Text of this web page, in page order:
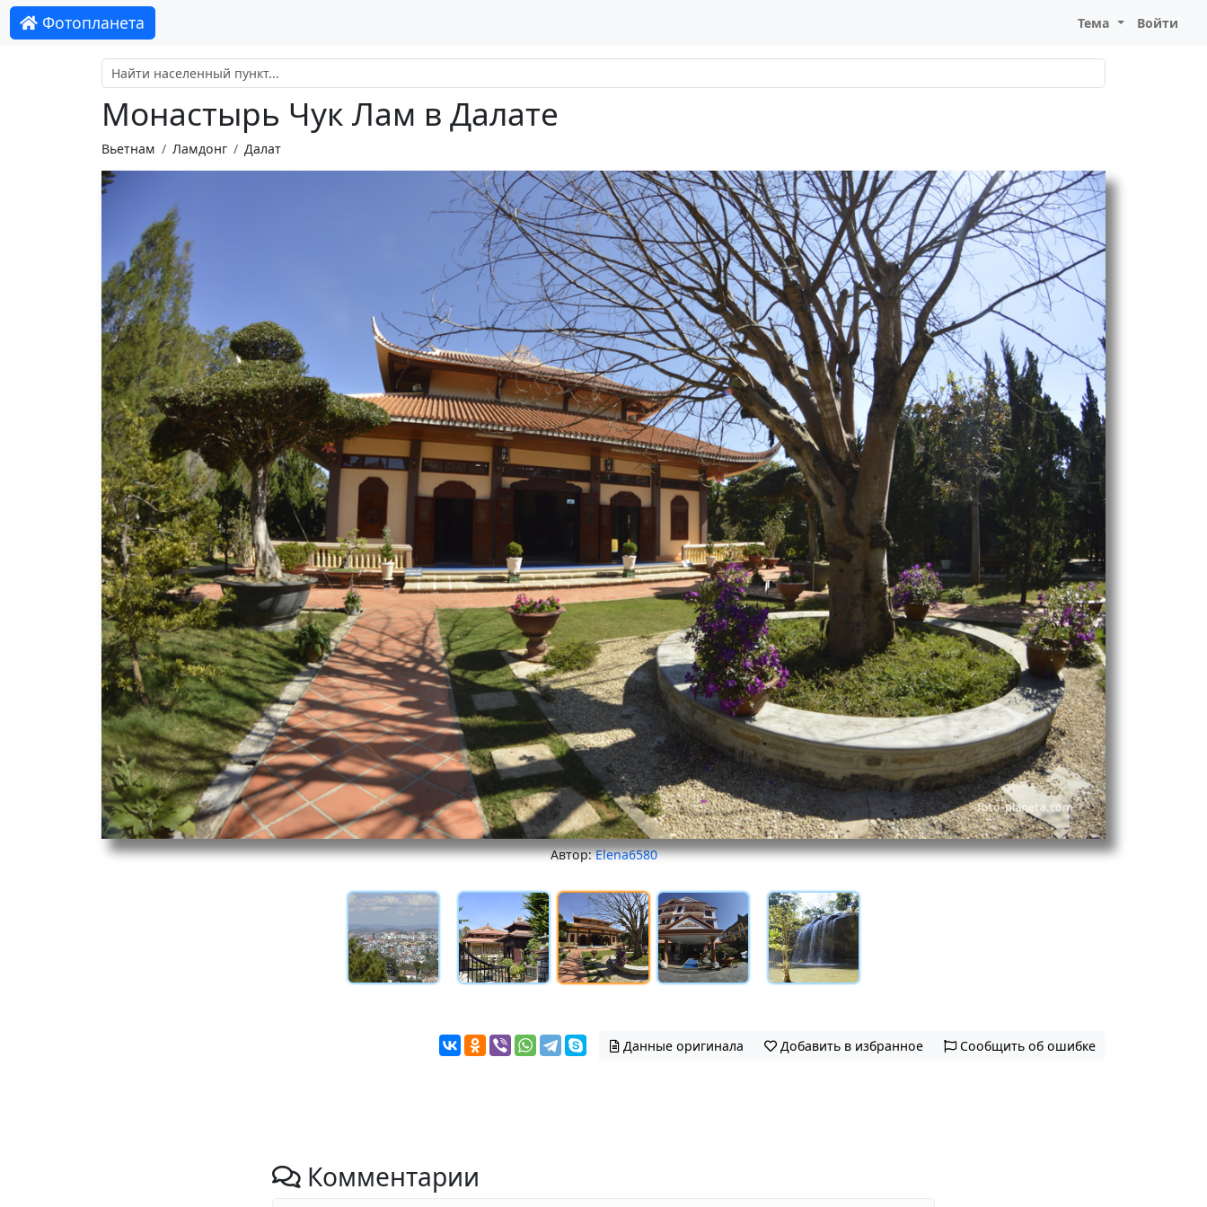
Фотопланета Тема Войти
Монастырь Чук Лам в Далате
Вьетнам Ламдонг Далат
Автор:Elena6580
Данные оригинала Добавить в избранное Сообщить об ошибке
Комментарии